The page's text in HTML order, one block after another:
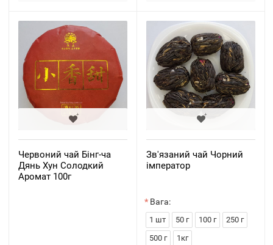
Червоний чай Бінг-ча
Дянь Хун Солодкий
Аромат 100г
Зв'язаний чай Чорний
імператор
Вага:
1 шт 50 г 100 г
250 г
500 г
1кг